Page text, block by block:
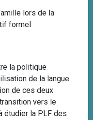
lors de la
formel
la politique
de la langue
de ces deux
vers le
étudier la PLF des